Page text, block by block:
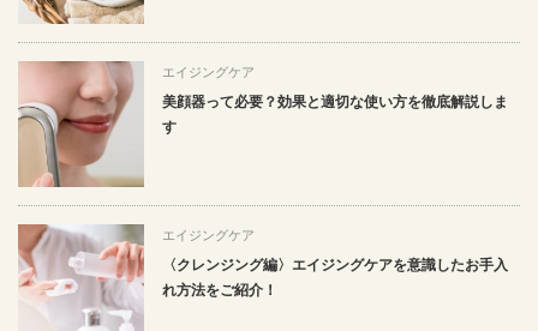
エイジングケア
美顔器って必要？効果と適切な使い方を徹底解説しま
す
エイジングケア
〈クレンジング編〉エイジングケアを意識したお手入
れ方法をご紹介！